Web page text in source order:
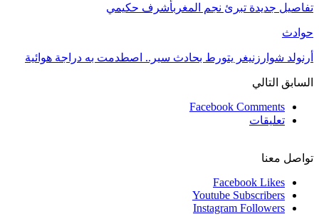
تفاصيل جديدة تبرئ نجم المغربأشرف حكيمي
حوادث
أرنولد شوارزنيغر يتورط بحادث سير.. اصطدمت به دراجة هوائية
السابق التالي
Facebook Comments
تعليقات
تواصل معنا
Facebook Likes
Youtube Subscribers
Instagram Followers